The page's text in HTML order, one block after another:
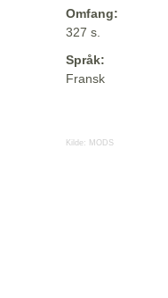
Omfang:
327 s.
Språk:
Fransk
Kilde: MODS